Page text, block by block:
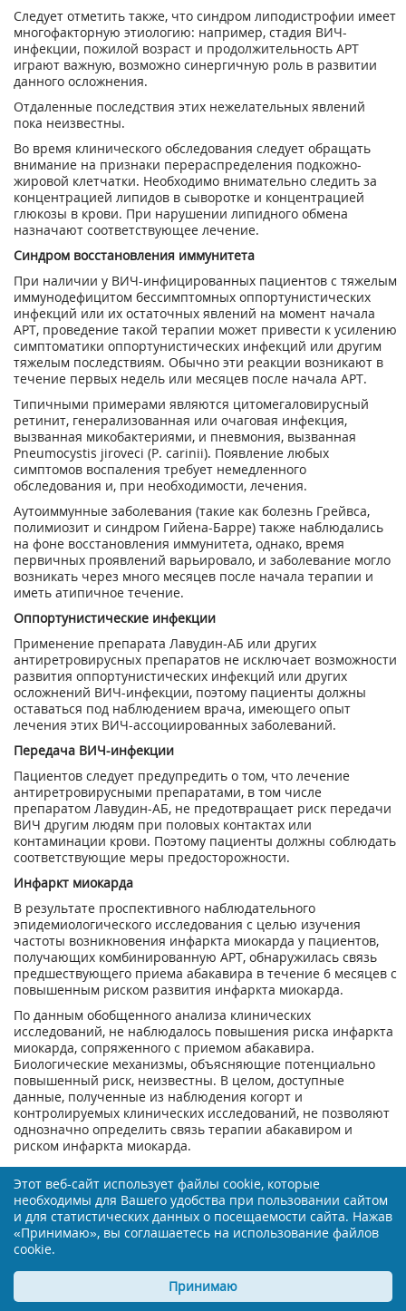
Следует отметить также, что синдром липодистрофии имеет
многофакторную этиологию: например, стадия ВИЧ-
инфекции, пожилой возраст и продолжительность APT
играют важную, возможно синергичную роль в развитии
данного осложнения.
Отдаленные последствия этих нежелательных явлений
пока неизвестны.
Во время клинического обследования следует обращать
внимание на признаки перераспределения подкожно-
жировой клетчатки. Необходимо внимательно следить за
концентрацией липидов в сыворотке и концентрацией
глюкозы в крови. При нарушении липидного обмена
назначают соответствующее лечение.
Синдром восстановления иммунитета
При наличии у ВИЧ-инфицированных пациентов с тяжелым
иммунодефицитом бессимптомных оппортунистических
инфекций или их остаточных явлений на момент начала
APT, проведение такой терапии может привести к усилению
симптоматики оппортунистических инфекций или другим
тяжелым последствиям. Обычно эти реакции возникают в
течение первых недель или месяцев после начала APT.
Типичными примерами являются цитомегаловирусный
ретинит, генерализованная или очаговая инфекция,
вызванная микобактериями, и пневмония, вызванная
Pneumocystis jiroveci (Р. carinii). Появление любых
симптомов воспаления требует немедленного
обследования и, при необходимости, лечения.
Аутоиммунные заболевания (такие как болезнь Грейвса,
полимиозит и синдром Гийена-Барре) также наблюдались
на фоне восстановления иммунитета, однако, время
первичных проявлений варьировало, и заболевание могло
возникать через много месяцев после начала терапии и
иметь атипичное течение.
Оппортунистические инфекции
Применение препарата Лавудин-АБ или других
антиретровирусных препаратов не исключает возможности
развития оппортунистических инфекций или других
осложнений ВИЧ-инфекции, поэтому пациенты должны
оставаться под наблюдением врача, имеющего опыт
лечения этих ВИЧ-ассоциированных заболеваний.
Передача ВИЧ-инфекции
Пациентов следует предупредить о том, что лечение
антиретровирусными препаратами, в том числе
препаратом Лавудин-АБ, не предотвращает риск передачи
ВИЧ другим людям при половых контактах или
контаминации крови. Поэтому пациенты должны соблюдать
соответствующие меры предосторожности.
Инфаркт миокарда
В результате проспективного наблюдательного
эпидемиологического исследования с целью изучения
частоты возникновения инфаркта миокарда у пациентов,
получающих комбинированную APT, обнаружилась связь
предшествующего приема абакавира в течение 6 месяцев с
повышенным риском развития инфаркта миокарда.
По данным обобщенного анализа клинических
исследований, не наблюдалось повышения риска инфаркта
миокарда, сопряженного с приемом абакавира.
Биологические механизмы, объясняющие потенциально
повышенный риск, неизвестны. В целом, доступные
данные, полученные из наблюдения когорт и
контролируемых клинических исследований, не позволяют
однозначно определить связь терапии абакавиром и
риском инфаркта миокарда.
Тем не менее с осторожностью следует назначать APT,
включая препараты, содержащие абакавир, пациентам с
возможным риском возникновения ишемической болезни
сердца. Необходимо принятие всех мер для минимизации
факторов риска (таких как артериальная гипертензия,
гиперлипидемия, сахарный диабет и курение).
Панкреатит
Были зафиксированы случаи панкреатита, хотя причинно-
Этот веб-сайт использует файлы cookie, которые
необходимы для Вашего удобства при пользовании сайтом
и для статистических данных о посещаемости сайта. Нажав
«Принимаю», вы соглашаетесь на использование файлов
cookie.
Принимаю